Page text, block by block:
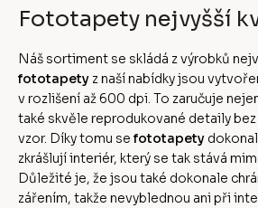
Fototapety nejvyšší
Náš sortiment se skládá z výrobků
fototapety z naší nabídky jsou
v rozlišení až 600 dpi. To zaručuje
také skvěle reprodukované detaily
vzor. Díky tomu se fototapety
zkrášlují interiér, který se tak stává
Důležité je, že jsou také dokonale
zářením, takže nevyblednou ani při